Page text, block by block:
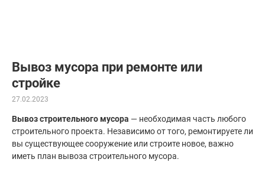
Вывоз мусора при ремонте или
стройке
27.02.2023
Вывоз строительного мусора — необходимая часть любого
строительного проекта. Независимо от того, ремонтируете ли
вы существующее сооружение или строите новое, важно
иметь план вывоза строительного мусора.